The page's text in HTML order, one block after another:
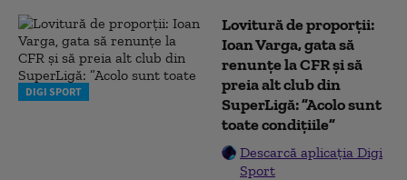
DIGI SPORT
Lovitură de proporții:
Ioan Varga, gata să
renunțe la CFR și să
preia alt club din
SuperLigă: ”Acolo sunt
toate condițiile”
Descarcă aplicația Digi
Sport